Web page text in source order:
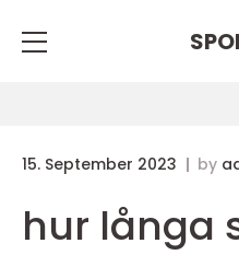
15. September 2023 by
hur långa